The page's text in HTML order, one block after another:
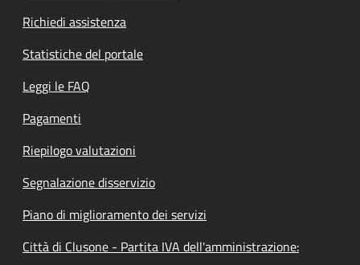
Richiedi assistenza
Statistiche del portale
Leggi le FAQ
Pagamenti
Riepilogo valutazioni
Segnalazione disservizio
Piano di miglioramento dei servizi
Città di Clusone - Partita IVA dell'amministrazione: